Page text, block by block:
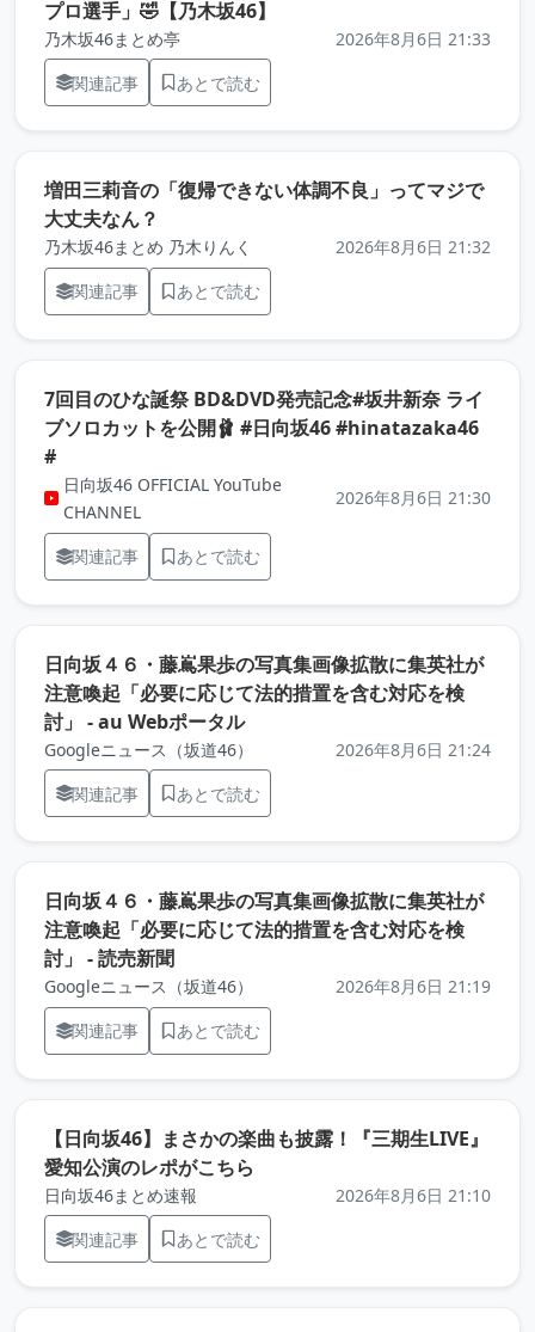
プロ選手」🤣【乃木坂46】
乃木坂46まとめ亭
2026年8月6日 21:33
関連記事
あとで読む
増田三莉音の「復帰できない体調不良」ってマジで
大丈夫なん？
乃木坂46まとめ 乃木りんく
2026年8月6日 21:32
関連記事
あとで読む
7回目のひな誕祭 BD&DVD発売記念#坂井新奈 ライ
ブソロカットを公開🩰 #日向坂46 #hinatazaka46
#（元記事を新しいタブで開きます）
日向坂46 OFFICIAL YouTube
CHANNEL
2026年8月6日 21:30
関連記事 あとで読む
日向坂４６・藤嶌果歩の写真集画像拡散に集英社が
注意喚起「必要に応じて法的措置を含む対応を検
討」 - au Webポータル（元記事を新しいタブで開きます
Googleニュース（坂道46）
2026年8月6日 21:24
関連記事
あとで読む
日向坂４６・藤嶌果歩の写真集画像拡散に集英社が
注意喚起「必要に応じて法的措置を含む対応を検
討」 - 読売新聞（元記事を新しいタブで開きます）
Googleニュース（坂道46）
2026年8月6日 21:19
関連記事
あとで読む
【日向坂46】まさかの楽曲も披露！『三期生LIVE』
愛知公演のレポがこちら
日向坂46まとめ速報
2026年8月6日 21:10
関連記事
あとで読む